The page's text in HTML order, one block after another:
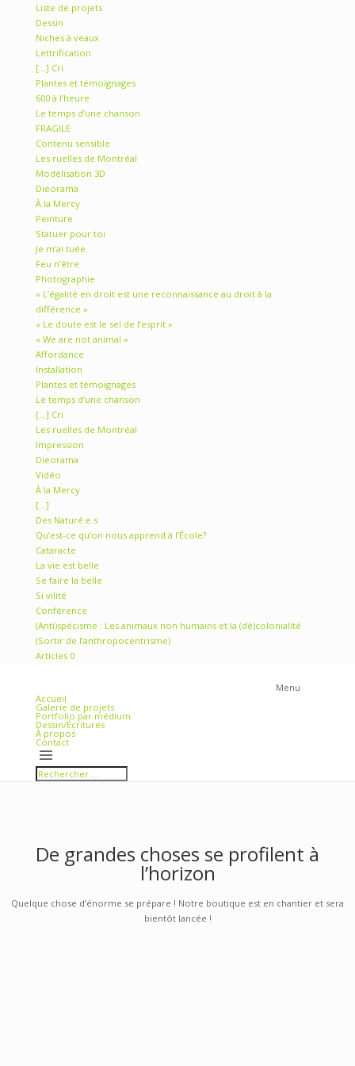
Liste de projets
Dessin
Niches à veaux
Lettrification
[…] Cri
Plantes et témoignages
600 à l’heure
Le temps d’une chanson
FRAGILE
Contenu sensible
Les ruelles de Montréal
Modélisation 3D
Dieorama
À la Mercy
Peinture
Statuer pour toi
Je m’ai tuée
Feu n’être
Photographie
« L’égalité en droit est une reconnaissance au droit à la
différence »
« Le doute est le sel de l’esprit »
« We are not animal »
Affordance
Installation
Plantes et témoignages
Le temps d’une chanson
[…] Cri
Les ruelles de Montréal
Impression
Dieorama
Vidéo
À la Mercy
[…]
Des Naturé.e.s
La vie est belle
Se faire la belle
Si vilité
Conférence
(Anti)spécisme : Les animaux non humains et la
Galerie de projets
Dessin/Écritures